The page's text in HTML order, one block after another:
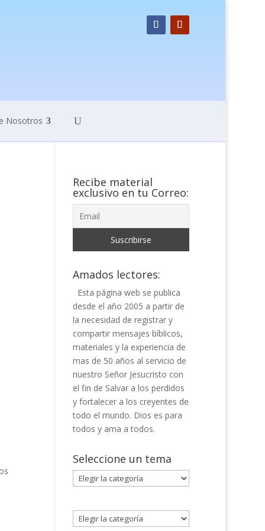
Nosotros
Recibe material
exclusivo en tu Correo:
Amados lectores:
Esta página web se publica
desde el año 2005 a partir de
la necesidad de registrar y
compartir mensajes bíblicos,
materiales y la experiencia de
mas de 50 años al servicio de
nuestro Señor Jesucristo con
el fin de Salvar a los perdidos
y fortalecer a los creyentes de
todo el mundo. Dios es para
todos y ama a todos.
Seleccione un tema
Seleccione
un